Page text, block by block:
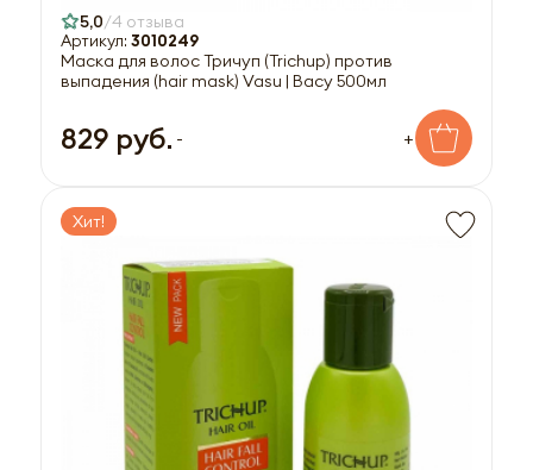
5,0 4 отзыва
Артикул: 3010249
Маска для волос Тричуп (Trichup) против
выпадения (hair mask) Vasu | Васу 500мл
829 руб. - +
Хит!